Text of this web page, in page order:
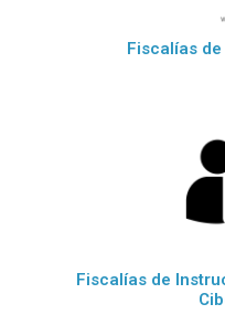
Fiscalías
Fiscalías de